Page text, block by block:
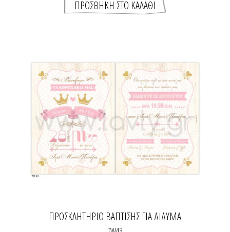
ΠΡΟΣΚΛΗΤΉΡΙΟ ΒΆΠΤΙΣΗΣ ΓΙΑ ΔΊΔΥΜΑ
ΚΟΡΙΤΣΆΚΙΑ